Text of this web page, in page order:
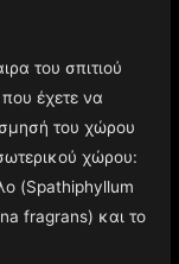
του σπιτιού
έχετε να
του χώρου
χώρου:
(Spathiphyllum
fragrans) και το